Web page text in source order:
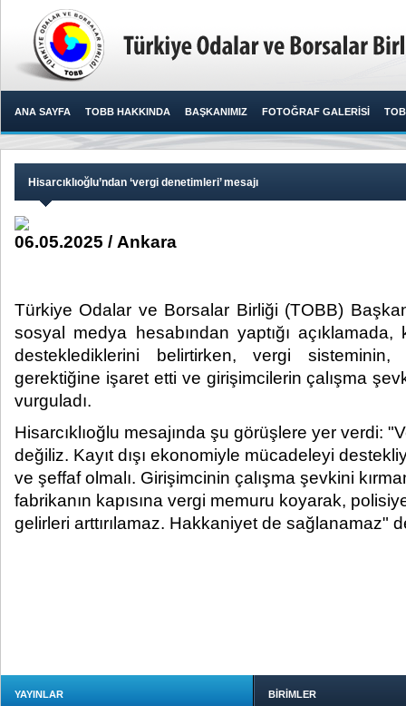
ANA SAYFA TOBB HAKKINDA BAŞKANIMIZ FOTOĞRAF GALERİSİ
Hisarcıklıoğlu’ndan ‘vergi denetimleri’ mesajı
06.05.2025 / Ankara
Türkiye Odalar ve Borsalar Birliği (TOBB)
sosyal medya hesabından yaptığı açıklamada,
desteklediklerini belirtirken, vergi
gerektiğine işaret etti ve girişimcilerin çalışma
vurguladı.​
Hisarcıklıoğlu mesajında şu görüşlere yer verdi:
değiliz. Kayıt dışı ekonomiyle mücadeleyi
ve şeffaf olmalı. Girişimcinin çalışma şevkini
fabrikanın kapısına vergi memuru koyarak,
gelirleri arttırılamaz. Hakkaniyet de sağlanamaz"
YAYINLAR BİRİMLER